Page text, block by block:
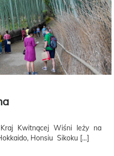
Kwitnącej Wiśni leży na
Honsiu Sikoku […]